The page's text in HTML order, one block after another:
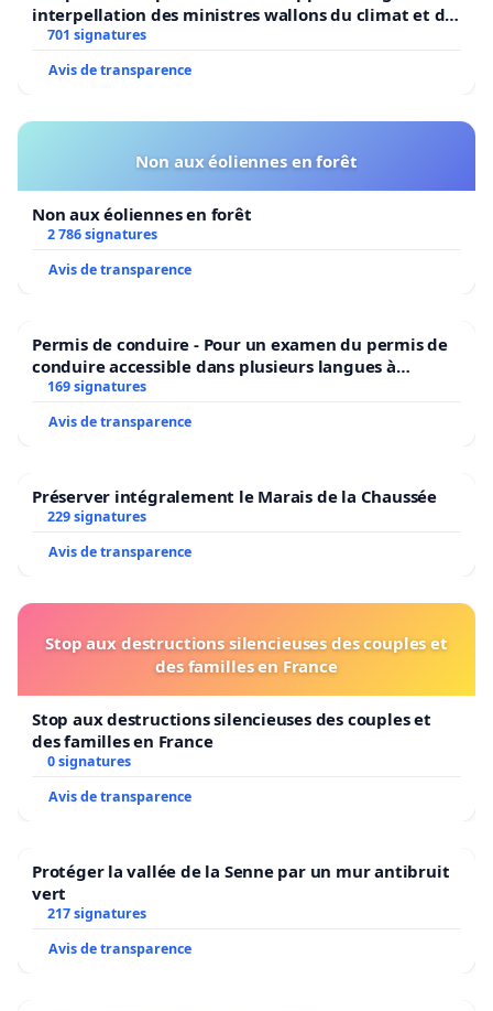
interpellation des ministres wallons du climat et de
l’environnement.
701 signatures
Avis de transparence
Non aux éoliennes en forêt
Non aux éoliennes en forêt
2 786 signatures
Avis de transparence
Permis de conduire - Pour un examen du permis de
conduire accessible dans plusieurs langues à
Bruxelles
169 signatures
Avis de transparence
Préserver intégralement le Marais de la Chaussée
229 signatures
Avis de transparence
Stop aux destructions silencieuses des couples et
des familles en France
Stop aux destructions silencieuses des couples et
des familles en France
0 signatures
Avis de transparence
Protéger la vallée de la Senne par un mur antibruit
vert
217 signatures
Avis de transparence